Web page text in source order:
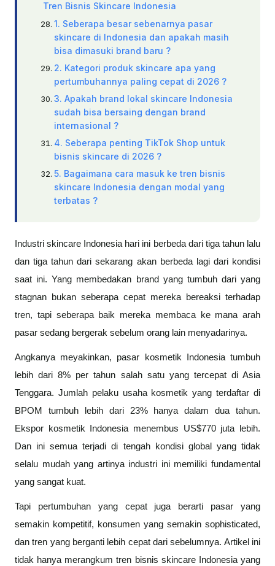
Tren Bisnis Skincare Indonesia
1. Seberapa besar sebenarnya pasar
skincare di Indonesia dan apakah masih
bisa dimasuki brand baru ?
2. Kategori produk skincare apa yang
pertumbuhannya paling cepat di 2026 ?
3. Apakah brand lokal skincare Indonesia
sudah bisa bersaing dengan brand
internasional ?
4. Seberapa penting TikTok Shop untuk
bisnis skincare di 2026 ?
5. Bagaimana cara masuk ke tren bisnis
skincare Indonesia dengan modal yang
terbatas ?
Industri skincare Indonesia hari ini berbeda dari tiga tahun lalu
dan tiga tahun dari sekarang akan berbeda lagi dari kondisi
saat ini. Yang membedakan brand yang tumbuh dari yang
stagnan bukan seberapa cepat mereka bereaksi terhadap
tren, tapi seberapa baik mereka membaca ke mana arah
pasar sedang bergerak sebelum orang lain menyadarinya.
Angkanya meyakinkan, pasar kosmetik Indonesia tumbuh
lebih dari 8% per tahun salah satu yang tercepat di Asia
Tenggara. Jumlah pelaku usaha kosmetik yang terdaftar di
BPOM tumbuh lebih dari 23% hanya dalam dua tahun.
Ekspor kosmetik Indonesia menembus US$770 juta lebih.
Dan ini semua terjadi di tengah kondisi global yang tidak
selalu mudah yang artinya industri ini memiliki fundamental
yang sangat kuat.
Tapi pertumbuhan yang cepat juga berarti pasar yang
semakin kompetitif, konsumen yang semakin sophisticated,
dan tren yang berganti lebih cepat dari sebelumnya. Artikel ini
tidak hanya merangkum tren bisnis skincare Indonesia yang